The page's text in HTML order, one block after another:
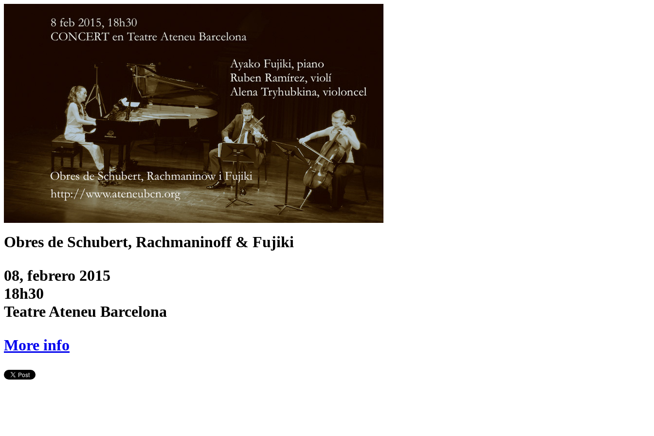
Obres de Schubert, Rachmaninoff & Fujiki
08, febrero 2015
18h30
Teatre Ateneu Barcelona
More info